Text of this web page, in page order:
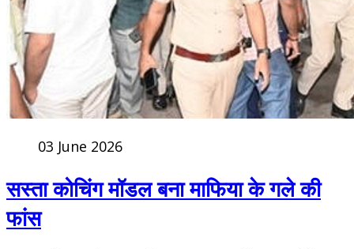
03 June 2026
सस्ता कोचिंग मॉडल बना माफिया के गले की
फांस